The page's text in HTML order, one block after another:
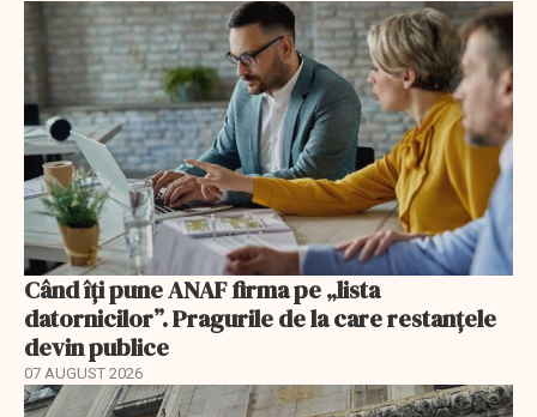
Când îți pune ANAF firma pe „lista
datornicilor”. Pragurile de la care restanțele
devin publice
07 AUGUST 2026